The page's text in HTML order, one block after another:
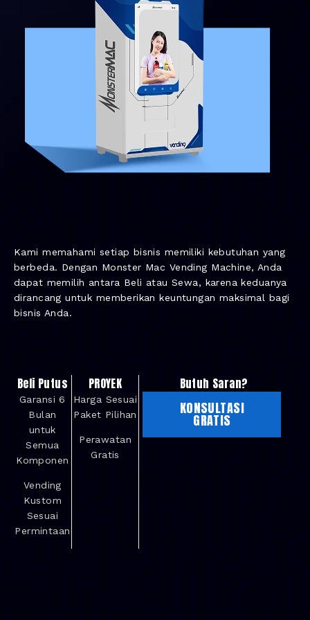
Kami memahami setiap bisnis memiliki kebutuhan yang
berbeda. Dengan Monster Mac Vending Machine, Anda
dapat memilih antara Beli atau Sewa, karena keduanya
dirancang untuk memberikan keuntungan maksimal bagi
bisnis Anda.
Beli Putus
Garansi 6
Bulan
untuk
Semua
Komponen
Vending
Kustom
Sesuai
Permintaan
PROYEK
Harga Sesuai
Paket Pilihan
Perawatan
Gratis
Butuh Saran?
KONSULTASI
GRATIS